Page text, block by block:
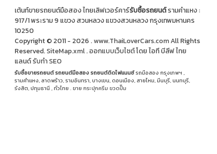
เต้นท์ขายรถยนต์มือสอง ไทยเลิฟเวอร์คาร์รับซื้อรถยนต์รามคำแหง :
917/1 พระราม 9 แขวง สวนหลวง แขวงสวนหลวง กรุงเทพมหานคร
10250
Copyright © 2011 - 2026 .www.ThaiLoverCars.comAll Rights
Reserved.SiteMap.xml.ออกแบบเว็บไซต์โดย ไอที บีลีฟ ไทย
แลนด์รับทำ SEO
รับซื้อขายรถยนต์รถยนต์มือสองรถยนต์ติดไฟแนนซ์รถมือสอง กรุงเทพฯ ,
รามคำแหง, ลาดพร้าว, รามอินทรา, บางเขน, ดอนเมือง, สายไหม, มีนบุรี, นนทบุรี,
รังสิต, ปทุมธานี , ทั่วไทย . ขาย กระปุกครีม ขวดปั๊ม